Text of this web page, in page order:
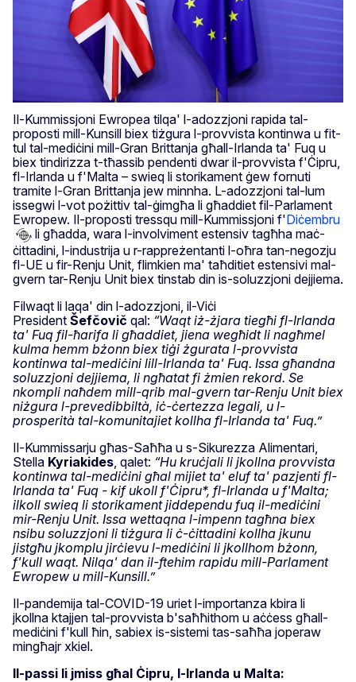
Il-Kummissjoni Ewropea tilqa' l-adozzjoni rapida tal-
proposti mill-Kunsill biex tiżgura l-provvista kontinwa u fit-
tul tal-mediċini mill-Gran Brittanja għall-Irlanda ta' Fuq u
biex tindirizza t-tħassib pendenti dwar il-provvista f'Ċipru,
fl-Irlanda u f'Malta – swieq li storikament ġew fornuti
tramite l-Gran Brittanja jew minnha. L-adozzjoni tal-lum
issegwi l-vot pożittiv tal-ġimgħa li għaddiet fil-Parlament
Ewropew. Il-proposti tressqu mill-Kummissjoni f'Diċembru
li għadda, wara l-involviment estensiv tagħha maċ-
ċittadini, l-industrija u r-rappreżentanti l-oħra tan-negozju
fl-UE u fir-Renju Unit, flimkien ma' taħditiet estensivi mal-
gvern tar-Renju Unit biex tinstab din is-soluzzjoni dejjiema.
Filwaqt li laqa' din l-adozzjoni, il-Viċi
President Šefčovič qal: “Waqt iż-żjara tiegħi fl-Irlanda
ta' Fuq fil-ħarifa li għaddiet, jiena wegħidt li nagħmel
kulma hemm bżonn biex tiġi żgurata l-provvista
kontinwa tal-mediċini lill-Irlanda ta' Fuq. Issa għandna
soluzzjoni dejjiema, li ngħatat fi żmien rekord. Se
nkompli naħdem mill-qrib mal-gvern tar-Renju Unit biex
niżgura l-prevedibbiltà, iċ-ċertezza legali, u l-
prosperità tal-komunitajiet kollha fl-Irlanda ta' Fuq.”
Il-Kummissarju għas-Saħħa u s-Sikurezza Alimentari,
Stella Kyriakides , qalet: “Hu kruċjali li jkollna provvista
kontinwa tal-mediċini għal mijiet ta' eluf ta' pazjenti fl-
Irlanda ta' Fuq - kif ukoll f'Ċipru*, fl-Irlanda u f'Malta;
ilkoll swieq li storikament jiddependu fuq il-mediċini
mir-Renju Unit. Issa wettaqna l-impenn tagħna biex
nsibu soluzzjoni li tiżgura li ċ-ċittadini kollha jkunu
jistgħu jkomplu jirċievu l-mediċini li jkollhom bżonn,
f'kull waqt. Nilqa' dan il-ftehim rapidu mill-Parlament
Ewropew u mill-Kunsill.”
Il-pandemija tal-COVID-19 uriet l-importanza kbira li
jkollna ktajjen tal-provvista b'saħħithom u aċċess għall-
mediċini f'kull ħin, sabiex is-sistemi tas-saħħa joperaw
mingħajr xkiel.
Il-passi li jmiss għal Ċipru, l-Irlanda u Malta: